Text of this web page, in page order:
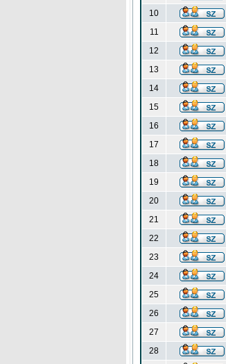
10
11
12
13
14
15
16
17
18
19
20
21
22
23
24
25
26
27
28